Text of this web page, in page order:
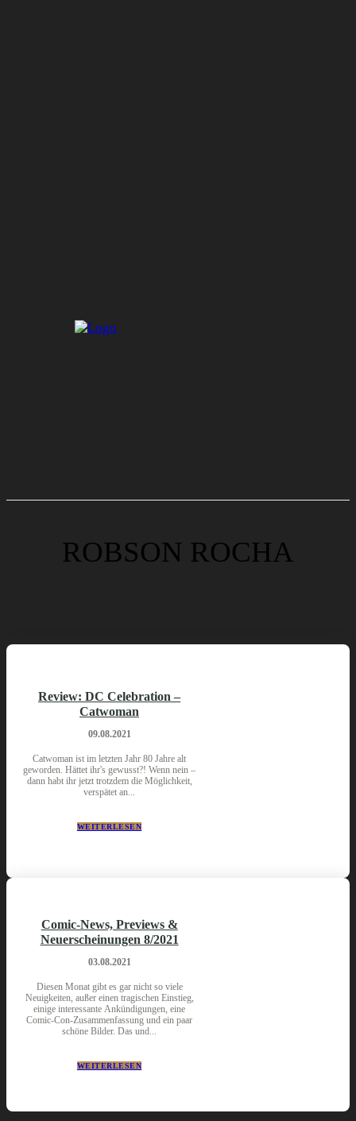
ROBSON ROCHA
Review: DC Celebration –
Catwoman
09.08.2021
Catwoman ist im letzten Jahr 80 Jahre alt
geworden. Hättet ihr's gewusst?! Wenn nein –
dann habt ihr jetzt trotzdem die Möglichkeit,
verspätet an...
WEITERLESEN
Comic-News, Previews &
Neuerscheinungen 8/2021
03.08.2021
Diesen Monat gibt es gar nicht so viele
Neuigkeiten, außer einen tragischen Einstieg,
einige interessante Ankündigungen, eine
Comic-Con-Zusammenfassung und ein paar
schöne Bilder. Das und...
WEITERLESEN